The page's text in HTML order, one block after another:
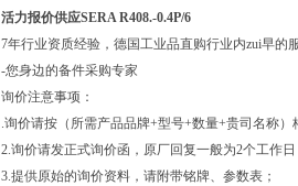
活力报价供应SERA R408.-0.4P/6
7年行业资质经验，德国工业品直购行业内zui早的
-您身边的备件采购专家
询价注意事项：
.询价请按（所需产品品牌+型号+数量+贵司名称）
2.询价请发正式询价函，原厂回复一般为2个工作日
3.提供原始的询价资料，请附带铭牌、参数表；